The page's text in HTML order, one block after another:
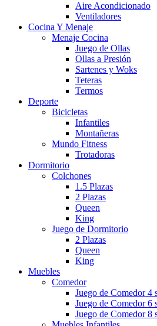
Aire Acondicionado
Ventiladores
Cocina Y Menaje
Menaje Cocina
Juego de Ollas
Ollas a Presión
Sartenes y Woks
Teteras
Termos
Deporte
Bicicletas
Infantiles
Montañeras
Mundo Fitness
Trotadoras
Dormitorio
Colchones
1.5 Plazas
2 Plazas
Queen
King
Juego de Dormitorio
2 Plazas
Queen
King
Muebles
Comedor
Juego de Comedor 4
Juego de Comedor 6
Juego de Comedor 8